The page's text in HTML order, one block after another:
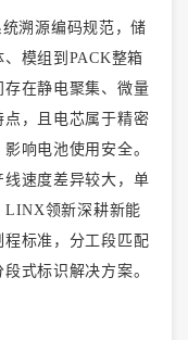
溯源编码规范，储
模组到PACK整箱
在静电聚集、微量
，且电芯属于精密
响电池使用安全。
速度差异较大，单
LINX领新深耕新能
标准，分工段匹配
式标识解决方案。